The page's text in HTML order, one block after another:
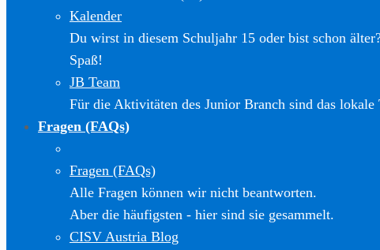
Kalender
Du wirst in diesem Schuljahr 15 oder bist schon
Spaß!
JB Team
Für die Aktivitäten des Junior Branch sind das
Fragen (FAQs)
Fragen (FAQs)
Alle Fragen können wir nicht beantworten.
Aber die häufigsten - hier sind sie gesammelt.
CISV Austria Blog